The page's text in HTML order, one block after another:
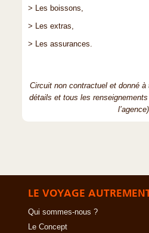
> Les boissons,
> Les extras,
> Les assurances.
Circuit non contractuel et donné
détails et tous les
l’agence)
LE VOYAGE
Qui sommes-nous ?
Le Concept